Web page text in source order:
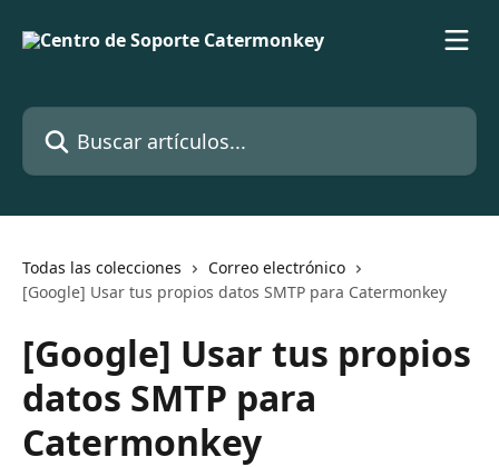
Buscar artículos...
Todas las colecciones
Correo electrónico
[Google] Usar tus propios datos SMTP para Catermonkey
[Google] Usar tus propios
datos SMTP para
Catermonkey